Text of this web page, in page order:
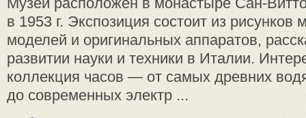
в 1953 г. Экспозиция состоит из ри­сунков
моделей и оригинальных аппаратов,
развитии науки и тех­ники в Италии.
коллекция часов — от са­мых древних
до современных электр ...